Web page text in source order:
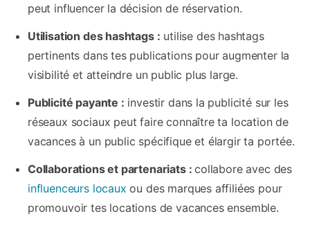
peut influencer la décision de réservation.
Utilisation des hashtags : utilise des hashtags
pertinents dans tes publications pour augmenter la
visibilité et atteindre un public plus large.
Publicité payante : investir dans la publicité sur les
réseaux sociaux peut faire connaître ta location de
vacances à un public spécifique et élargir ta portée.
Collaborations et partenariats :collabore avec des
influenceurs locaux ou des marques affiliées pour
promouvoir tes locations de vacances ensemble.